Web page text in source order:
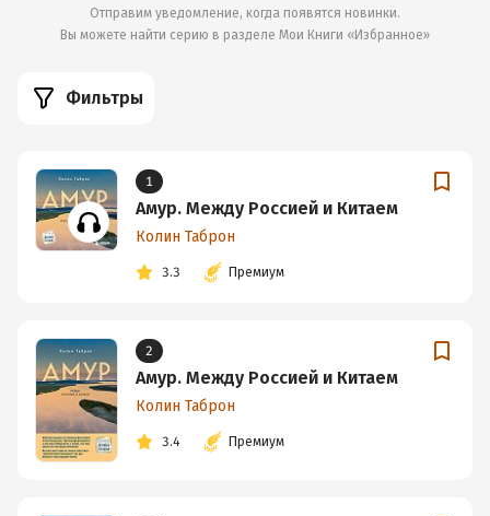
Отправим уведомление, когда появятся новинки.
Вы можете найти серию в разделе Мои Книги «Избранное»
Фильтры
1
Амур. Между Россией и Китаем
Колин Таброн
3.3 Премиум
2
Амур. Между Россией и Китаем
Колин Таброн
3.4 Премиум